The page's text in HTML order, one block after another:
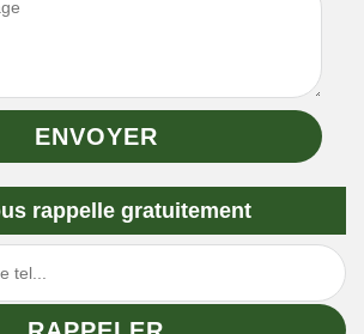
rappelle gratuitement